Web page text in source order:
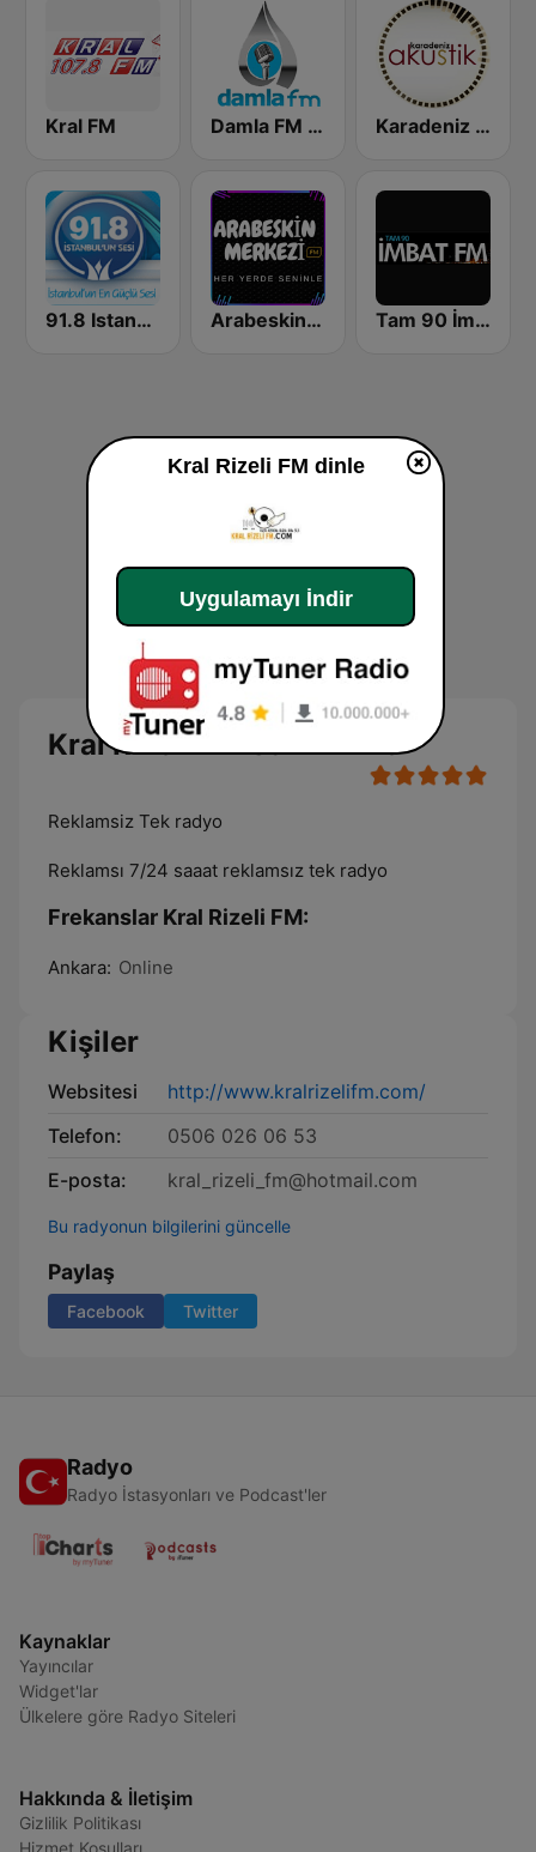
Kral FM Damla FM 87.5 Karadeniz Akustik Radyo
91.8 Istanbul'un Sesi Arabeskin Merkezi (Damardan) Tam 90 İmbat FM
Kral Rizeli FM Canlı Dinle
Reklamsiz Tek radyo
Reklamsı 7/24 saaat reklamsız tek radyo
Frekanslar Kral Rizeli FM:
Ankara: Online
Kişiler
Websitesi
http://www.kralrizelifm.com/
Telefon:
0506 026 06 53
E-posta:
kral_rizeli_fm@hotmail.com
Bu radyonun bilgilerini güncelle
Paylaş
Facebook Twitter
Radyo
Radyo İstasyonları ve Podcast'ler
Kaynaklar
Yayıncılar
Widget'lar
Ülkelere göre Radyo Siteleri
Hakkında & İletişim
Gizlilik Politikası
Hizmet Koşulları
Kral Rizeli FM dinle
Uygulamayı İndir